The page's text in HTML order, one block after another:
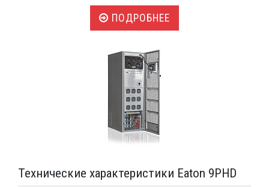
ПОДРОБНЕЕ
Технические характеристики Eaton 9PHD